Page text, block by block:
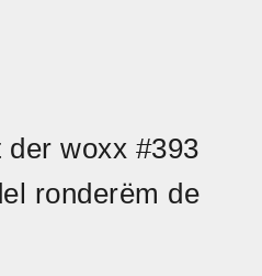
woxx #393
ronderëm de